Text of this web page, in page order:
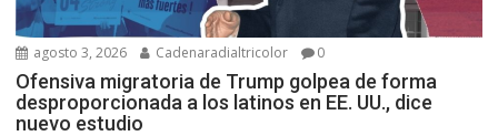
agosto 3, 2026 Cadenaradialtricolor 0
Ofensiva migratoria de Trump golpea de forma
desproporcionada a los latinos en EE. UU., dice
nuevo estudio